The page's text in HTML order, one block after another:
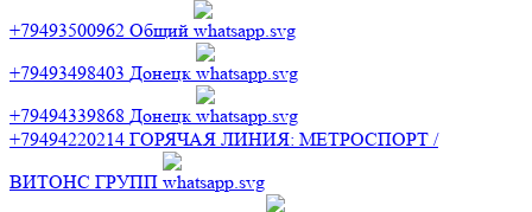
+79493500962 Общий
+79493498403 Донецк
+79494339868 Донецк
+79494220214 ГОРЯЧАЯ ЛИНИЯ: МЕТРОСПОРТ /
ВИТОНС ГРУПП